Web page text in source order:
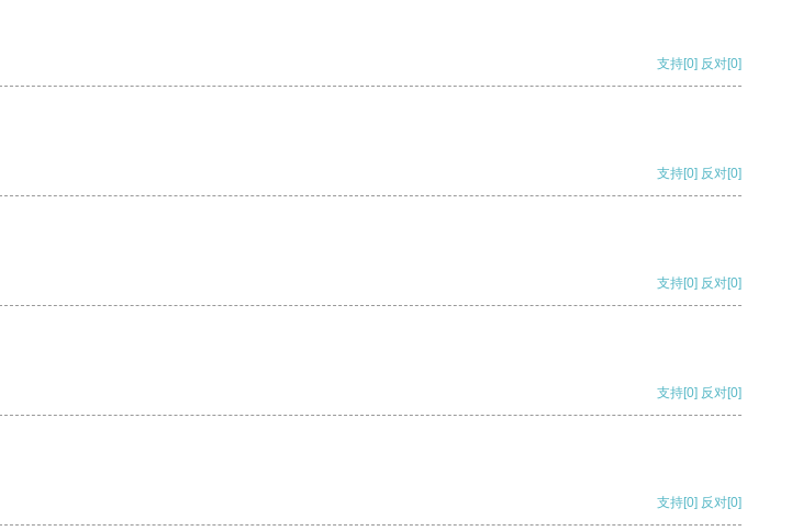
支持[0] 反对[0]
支持[0] 反对[0]
支持[0] 反对[0]
支持[0] 反对[0]
支持[0] 反对[0]